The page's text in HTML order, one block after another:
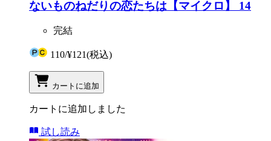
ないものねだりの恋たちは【マイクロ】 14
完結
110/¥121(税込)
カートに追加
カートに追加しました
試し読み